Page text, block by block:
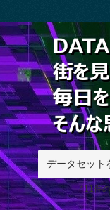
411件